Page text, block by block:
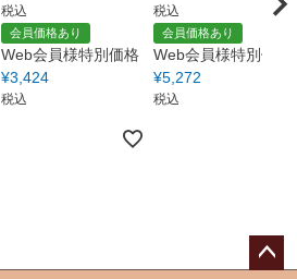
税込
会員価格あり
Web会員様特別価格
¥3,424
税込
税込
会員価格あり
Web会員様特別価格
¥5,272
税込